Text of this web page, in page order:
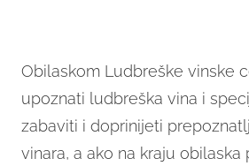
Obilaskom Ludbreške vinske
upoznati ludbreška vina i
zabaviti i doprinijeti
vinara, a ako na kraju